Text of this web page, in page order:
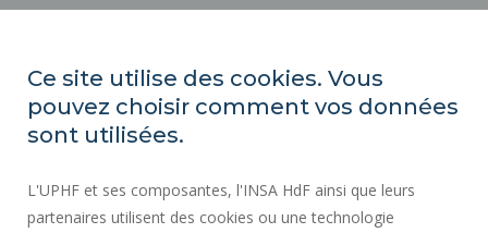
SITE MAP
PERSONAL DATA
PUBLIC PROCUREMENT
Ce site utilise des cookies. Vous
pouvez choisir comment vos données
sont utilisées.
L'UPHF et ses composantes, l'INSA HdF ainsi que leurs
partenaires utilisent des cookies ou une technologie